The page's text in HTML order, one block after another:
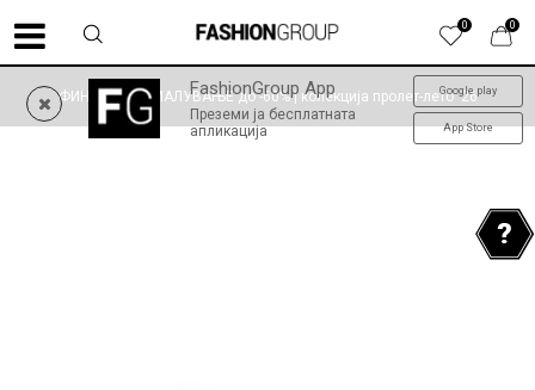
0
0
FashionGroup App
Преземи ја бесплатната
апликација
Google play
App Store
ФИНАЛНО НАМАЛУВАЊЕ до -60% | колекција пролет-лето '26